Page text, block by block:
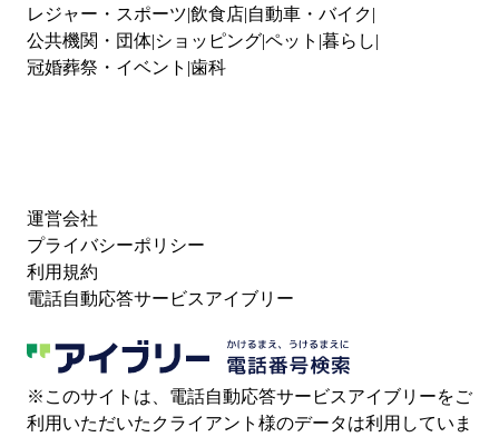
レジャー・スポーツ 飲食店 自動車・バイク
公共機関・団体 ショッピングペット 暮らし
冠婚葬祭・イベント 歯科
運営会社
プライバシーポリシー
利用規約
電話自動応答サービスアイブリー
※このサイトは、電話自動応答サービスアイブリーをご
利用いただいたクライアント様のデータは利用していま